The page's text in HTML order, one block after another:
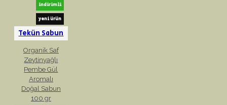
indirimli
yeni ürün
Tekün Sabun
Organik Saf
Zeytinyağlı
Pembe Gül
Aromalı
Doğal Sabun
100 gr